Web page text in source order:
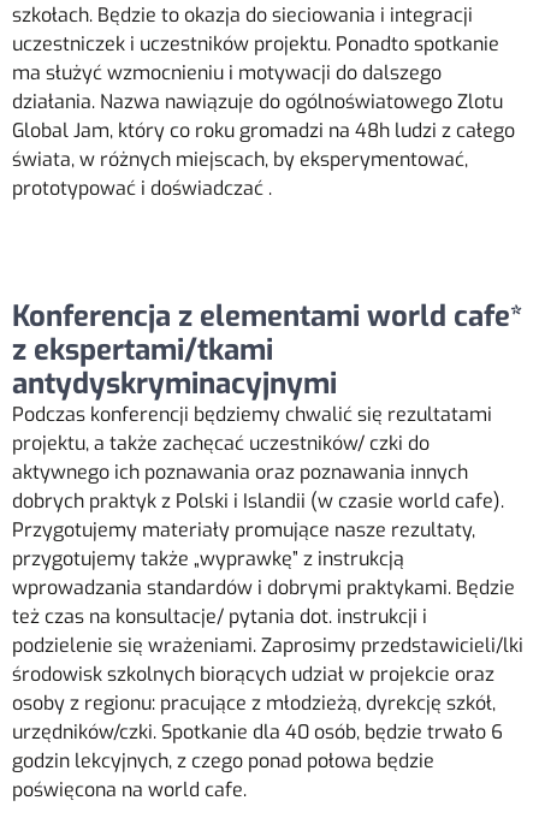
szkołach. Będzie to okazja do sieciowania i integracji
uczestniczek i uczestników projektu. Ponadto spotkanie
ma służyć wzmocnieniu i motywacji do dalszego
działania. Nazwa nawiązuje do ogólnoświatowego Zlotu
Global Jam, który co roku gromadzi na 48h ludzi z całego
świata, w różnych miejscach, by eksperymentować,
prototypować i doświadczać .
Konferencja z elementami world cafe*
z ekspertami/tkami
antydyskryminacyjnymi
Podczas konferencji będziemy chwalić się rezultatami
projektu, a także zachęcać uczestników/ czki do
aktywnego ich poznawania oraz poznawania innych
dobrych praktyk z Polski i Islandii (w czasie world cafe).
Przygotujemy materiały promujące nasze rezultaty,
przygotujemy także „wyprawkę” z instrukcją
wprowadzania standardów i dobrymi praktykami. Będzie
też czas na konsultacje/ pytania dot. instrukcji i
podzielenie się wrażeniami. Zaprosimy przedstawicieli/lki
środowisk szkolnych biorących udział w projekcie oraz
osoby z regionu: pracujące z młodzieżą, dyrekcję szkół,
urzędników/czki. Spotkanie dla 40 osób, będzie trwało 6
godzin lekcyjnych, z czego ponad połowa będzie
poświęcona na world cafe.